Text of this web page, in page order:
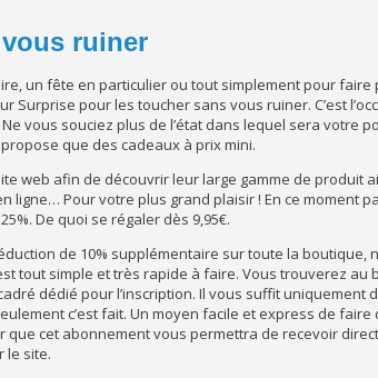
ruiner
un fête en particulier ou tout simplement pour faire
Surprise pour les toucher sans vous ruiner. C’est
vous souciez plus de l’état dans lequel sera votre
que des cadeaux à prix mini.
web afin de découvrir leur large gamme de produit
ligne… Pour votre plus grand plaisir ! En ce moment
De quoi se régaler dès 9,95€.
de 10% supplémentaire sur toute la boutique,
tout simple et très rapide à faire. Vous trouverez au
dédié pour l’inscription. Il vous suffit uniquement
c’est fait. Un moyen facile et express de
que cet abonnement vous permettra de recevoir
le site.